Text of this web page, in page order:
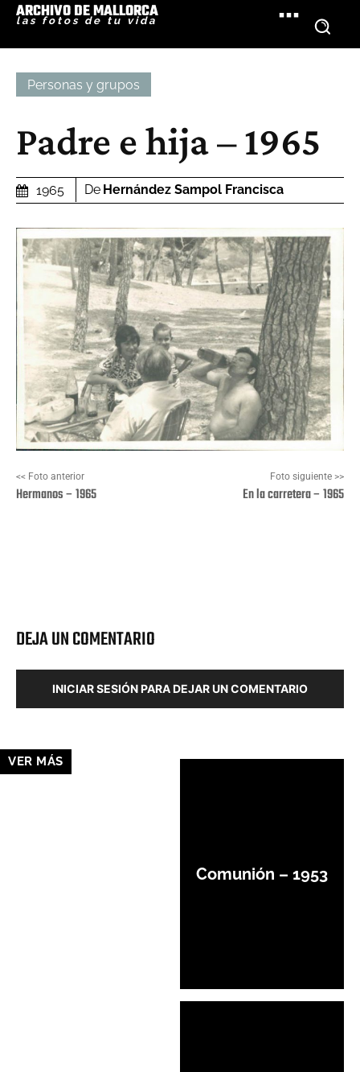
ARCHIVO DE MALLORCA
las fotos de tu vida
Personas y grupos
Padre e hija – 1965
1965 De Hernández Sampol Francisca
<< Foto anterior
Hermanos – 1965
Foto siguiente >>
En la carretera – 1965
DEJA UN COMENTARIO
INICIAR SESIÓN PARA DEJAR UN COMENTARIO
VER MÁS
Comunión – 1953